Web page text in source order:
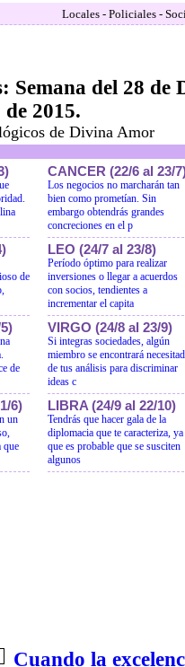
Locales - Policiales -
Semana del 28 de
2015.
de Divina Amor
de
de
6)
un
que
CANCER (22/6 al 23/
Los negocios no marcharán tan
bien como prometían. Sin
embargo obtendrás grandes
concreciones en el p
LEO (24/7 al 23/8)
Período óptimo para realizar
inversiones o llegar a acuerdos
con socios, tendientes a
incrementar el capita
VIRGO (24/8 al 23/9)
Si integras sociedades, algún
miembro se encontrará
de tus análisis para discriminar
ideas c
LIBRA (24/9 al 22/10)
Tendrás que hacer gala de la
diplomacia que te caracteriza, ya
que es probable que se susciten
algunos
Cuando la